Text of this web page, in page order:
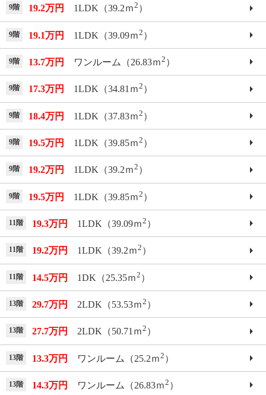
9階 19.2万円 1LDK（39.2ｍ2 ）
9階 19.1万円 1LDK（39.09ｍ2 ）
9階 13.7万円 ワンルーム（26.83ｍ2 ）
9階 17.3万円 1LDK（34.81ｍ2 ）
9階 18.4万円 1LDK（37.83ｍ2 ）
9階 19.5万円 1LDK（39.85ｍ2 ）
9階 19.2万円 1LDK（39.2ｍ2 ）
9階 19.5万円 1LDK（39.85ｍ2 ）
11階 19.3万円 1LDK（39.09ｍ2 ）
11階 19.2万円 1LDK（39.2ｍ2 ）
11階 14.5万円 1DK（25.35ｍ2 ）
13階 29.7万円 2LDK（53.53ｍ2 ）
13階 27.7万円 2LDK（50.71ｍ2 ）
13階 13.3万円 ワンルーム（25.2ｍ2 ）
13階 14.3万円 ワンルーム（26.83ｍ2 ）